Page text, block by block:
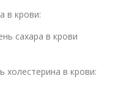
в крови:
сахара в крови
холестерина в крови: